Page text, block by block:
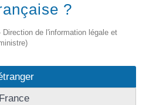
?
de l'information légale et